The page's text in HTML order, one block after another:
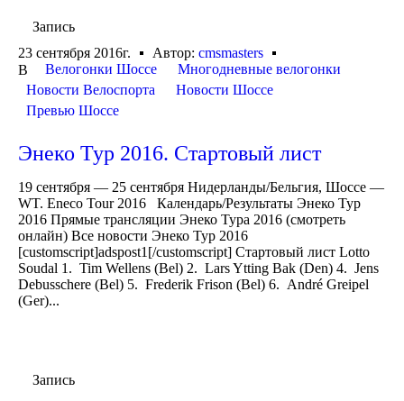
Запись
23 сентября 2016г.
Автор: cmsmasters
В
Велогонки Шоссе
Многодневные велогонки
Новости Велоспорта
Новости Шоссе
Превью Шоссе
Энеко Тур 2016. Стартовый лист
19 сентября — 25 сентября Нидерланды/Бельгия, Шоссе —
WT. Eneco Tour 2016 Календарь/Результаты Энеко Тур
2016 Прямые трансляции Энеко Тура 2016 (смотреть
онлайн) Все новости Энеко Тур 2016
[customscript]adspost1[/customscript] Стартовый лист Lotto
Soudal 1. Tim Wellens (Bel) 2. Lars Ytting Bak (Den) 4. Jens
Debusschere (Bel) 5. Frederik Frison (Bel) 6. André Greipel
(Ger)...
Запись